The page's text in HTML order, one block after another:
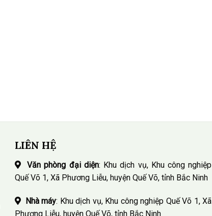
LIÊN HỆ
Văn phòng đại diện: Khu dịch vụ, Khu công nghiệp
Quế Võ 1, Xã Phương Liễu, huyện Quế Võ, tỉnh Bắc Ninh
Nhà máy: Khu dịch vụ, Khu công nghiệp Quế Võ 1, Xã
Phương Liễu, huyện Quế Võ, tỉnh Bắc Ninh